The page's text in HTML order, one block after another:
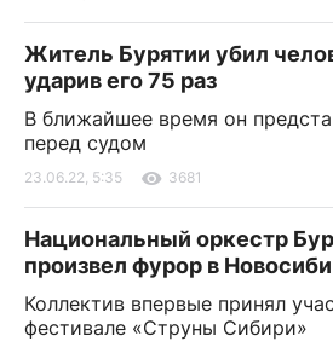
Житель Бурятии убил
ударив его 75 раз
В ближайшее время он
перед судом
23.06.22, 5:35 3681
Национальный оркестр
произвел фурор в
Коллектив впервые принял
фестивале «Струны Сибири»